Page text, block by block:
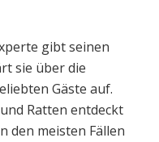
gibt seinen
sie über die
Gäste auf.
Ratten entdeckt
den meisten Fällen